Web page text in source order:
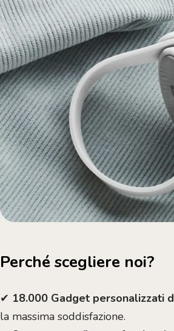
Perché scegliere noi?
✔ 18.000 Gadget personalizzati
la massima soddisfazione.